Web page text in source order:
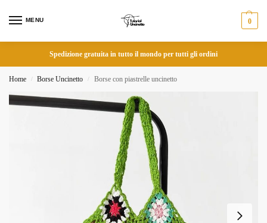
MENU 0
Spedizione gratuita in tutto il mondo per tutti gli ordini
Home / Borse Uncinetto / Borse con piastrelle uncinetto